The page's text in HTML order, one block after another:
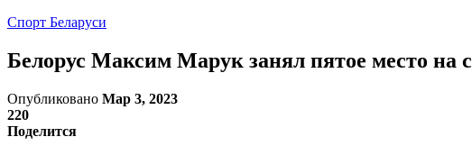
Спорт Беларуси
Белорус Максим Марук занял пятое место на
Опубликовано Мар 3, 2023
220
Поделится